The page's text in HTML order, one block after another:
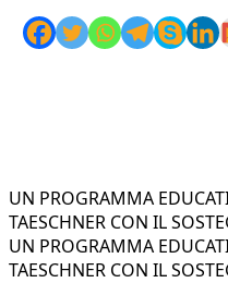
UN PROGRAMMA
TAESCHNER CON IL
UN PROGRAMMA
TAESCHNER CON IL